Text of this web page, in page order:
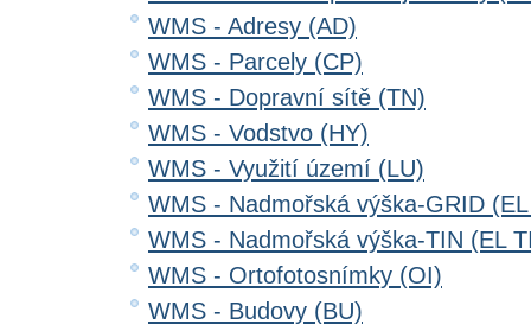
WMS - Adresy (AD)
WMS - Parcely (CP)
WMS - Dopravní sítě (TN)
WMS - Vodstvo (HY)
WMS - Využití území (LU)
WMS - Nadmořská výška-GRID
WMS - Nadmořská výška-TIN (EL
WMS - Ortofotosnímky (OI)
WMS - Budovy (BU)